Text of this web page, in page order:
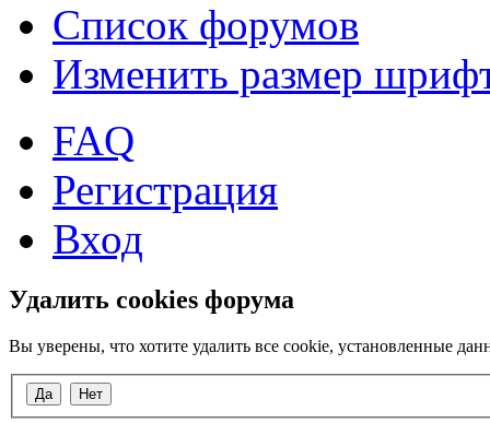
Список форумов
Изменить размер
FAQ
Регистрация
Вход
Удалить cookies форума
Вы уверены, что хотите удалить все cookie, установленные